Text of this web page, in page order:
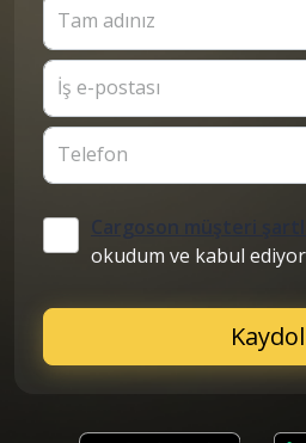
Tam adınız
İş e-postası
Telefon
Cargoson müşteri
okudum ve kabul
Kaydol